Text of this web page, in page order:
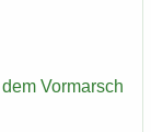
Vor­marsch